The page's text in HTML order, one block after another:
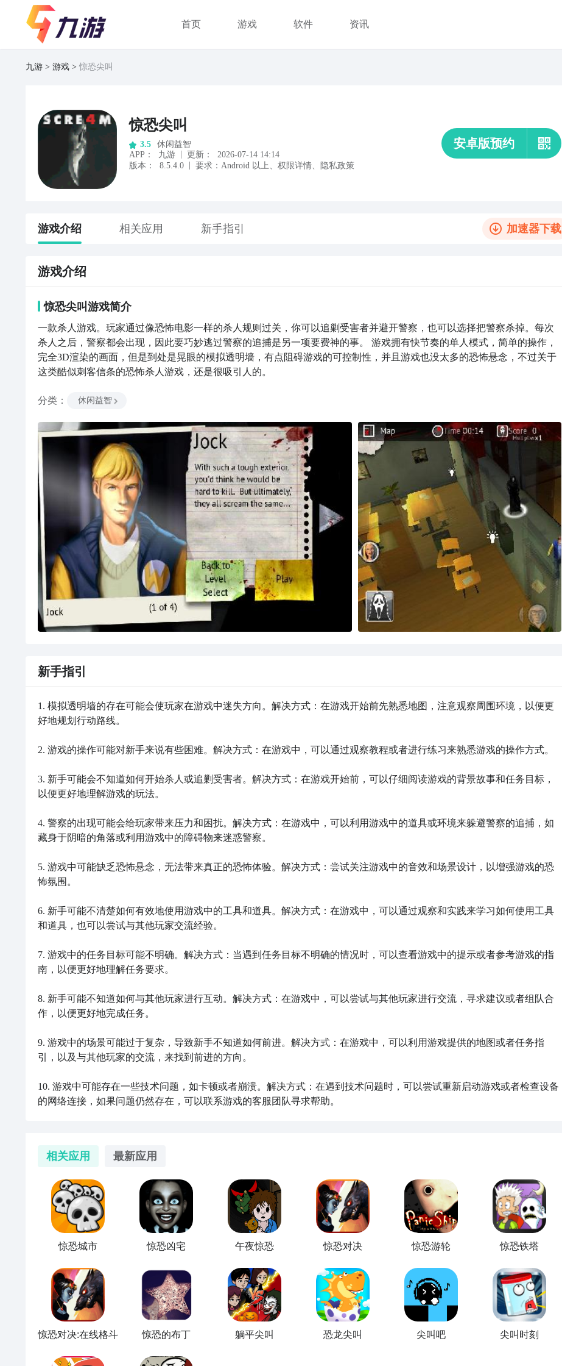
首页 游戏 软件 资讯
九游 游戏 惊恐尖叫
惊恐尖叫
3.5
休闲益智
APP ： 九游 更新：
2026-07-14 14:14
版本：
8.5.4.0 要求： Android 以上、 权限详情、 隐私政策
安卓版预约
游戏介绍 相关应用 新手指引 加速器下载
游戏介绍
惊恐尖叫 游戏简介
一款杀人游戏。玩家通过像恐怖电影一样的杀人规则过关，你可以追剿受害者并避开警察，也可以选择把警察杀掉。每次
杀人之后，警察都会出现，因此要巧妙逃过警察的追捕是另一项要费神的事。 游戏拥有快节奏的单人模式，简单的操作，
完全3D渲染的画面，但是到处是晃眼的模拟透明墙，有点阻碍游戏的可控制性，并且游戏也没太多的恐怖悬念，不过关于
这类酷似刺客信条的恐怖杀人游戏，还是很吸引人的。
分类 ： 休闲益智
新手指引
1. 模拟透明墙的存在可能会使玩家在游戏中迷失方向。解决方式：在游戏开始前先熟悉地图，注意观察周围环境，以便更
好地规划行动路线。
2. 游戏的操作可能对新手来说有些困难。解决方式：在游戏中，可以通过观察教程或者进行练习来熟悉游戏的操作方式。
3. 新手可能会不知道如何开始杀人或追剿受害者。解决方式：在游戏开始前，可以仔细阅读游戏的背景故事和任务目标，
以便更好地理解游戏的玩法。
4. 警察的出现可能会给玩家带来压力和困扰。解决方式：在游戏中，可以利用游戏中的道具或环境来躲避警察的追捕，如
藏身于阴暗的角落或利用游戏中的障碍物来迷惑警察。
5. 游戏中可能缺乏恐怖悬念，无法带来真正的恐怖体验。解决方式：尝试关注游戏中的音效和场景设计，以增强游戏的恐
怖氛围。
6. 新手可能不清楚如何有效地使用游戏中的工具和道具。解决方式：在游戏中，可以通过观察和实践来学习如何使用工具
和道具，也可以尝试与其他玩家交流经验。
7. 游戏中的任务目标可能不明确。解决方式：当遇到任务目标不明确的情况时，可以查看游戏中的提示或者参考游戏的指
南，以便更好地理解任务要求。
8. 新手可能不知道如何与其他玩家进行互动。解决方式：在游戏中，可以尝试与其他玩家进行交流，寻求建议或者组队合
作，以便更好地完成任务。
9. 游戏中的场景可能过于复杂，导致新手不知道如何前进。解决方式：在游戏中，可以利用游戏提供的地图或者任务指
引，以及与其他玩家的交流，来找到前进的方向。
10. 游戏中可能存在一些技术问题，如卡顿或者崩溃。解决方式：在遇到技术问题时，可以尝试重新启动游戏或者检查设备
的网络连接，如果问题仍然存在，可以联系游戏的客服团队寻求帮助。
相关应用 最新应用
惊恐城市 惊恐凶宅 午夜惊恐 惊恐对决 惊恐游轮 惊恐铁塔
惊恐对决:在线格斗 惊恐的布丁 躺平尖叫 恐龙尖叫 尖叫吧 尖叫时刻